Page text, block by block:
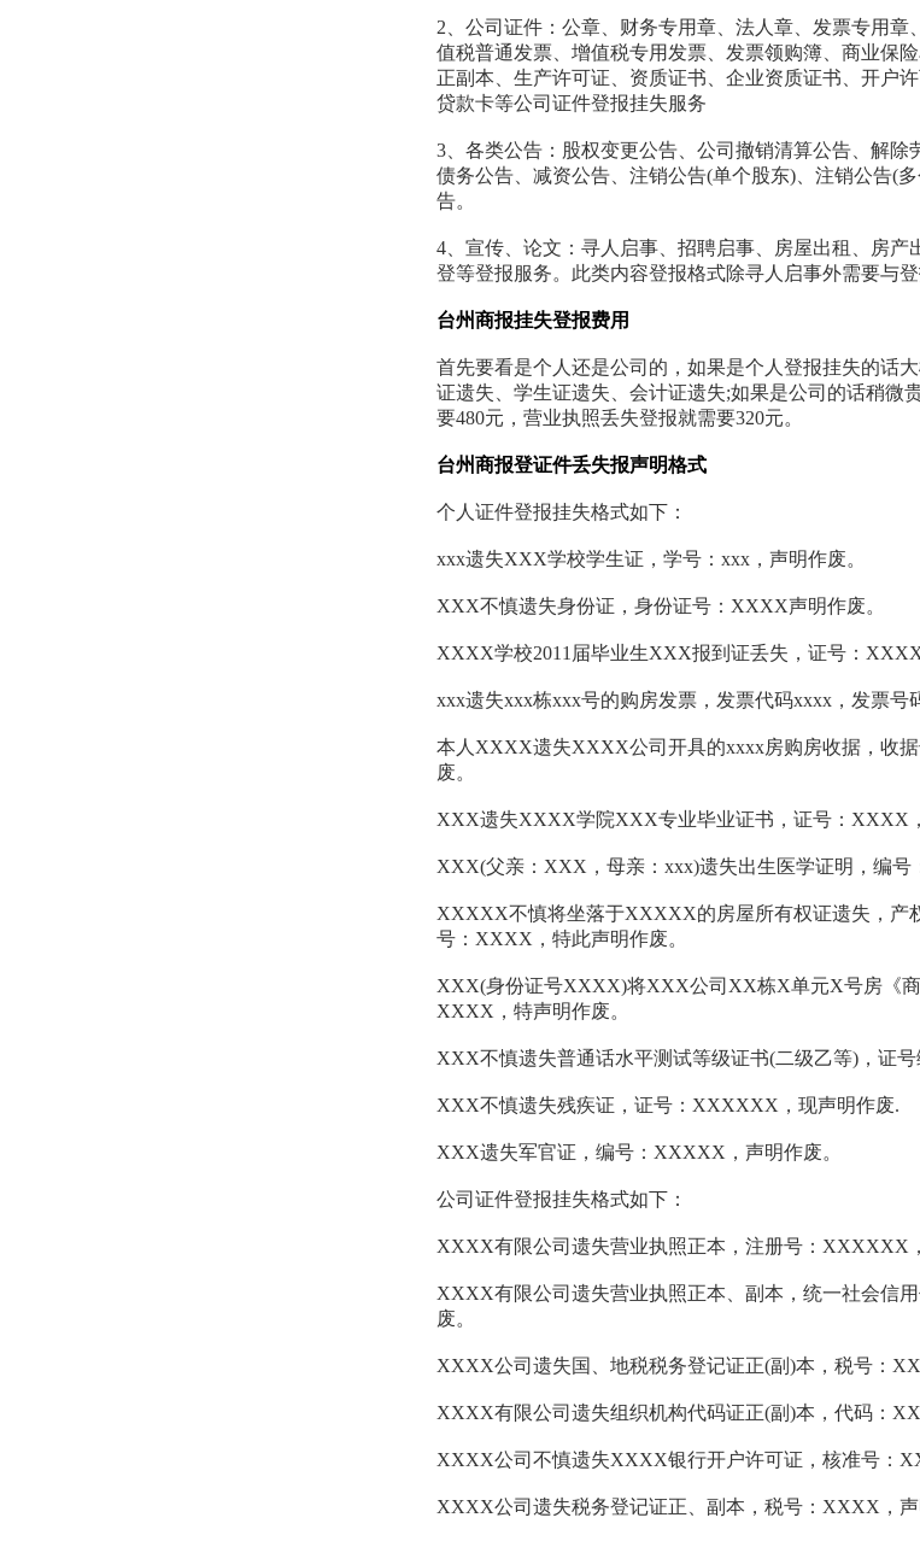
2、公司证件：公章、财务专用章、法人章、发票专用章
值税普通发票、增值税专用发票、发票领购簿、商业保
正副本、生产许可证、资质证书、企业资质证书、开户
贷款卡等公司证件登报挂失服务
3、各类公告：股权变更公告、公司撤销清算公告、解除
债务公告、减资公告、注销公告(单个股东)、注销公告(
告。
4、宣传、论文：寻人启事、招聘启事、房屋出租、房产
登等登报服务。此类内容登报格式除寻人启事外需要与登
台州商报挂失登报费用
首先要看是个人还是公司的，如果是个人登报挂失的话
证遗失、学生证遗失、会计证遗失;如果是公司的话稍微
要480元，营业执照丢失登报就需要320元。
台州商报登证件丢失报声明格式
个人证件登报挂失格式如下：
xxx遗失XXX学校学生证，学号：xxx，声明作废。
XXX不慎遗失身份证，身份证号：XXXX声明作废。
XXXX学校2011届毕业生XXX报到证丢失，证号：XXXX
xxx遗失xxx栋xxx号的购房发票，发票代码xxxx，发票号
本人XXXX遗失XXXX公司开具的xxxx房购房收据，收
废。
XXX遗失XXXX学院XXX专业毕业证书，证号：XXXX
XXX(父亲：XXX，母亲：xxx)遗失出生医学证明，编号
XXXXX不慎将坐落于XXXXX的房屋所有权证遗失，产
号：XXXX，特此声明作废。
XXX(身份证号XXXX)将XXX公司XX栋X单元X号房《商
XXXX，特声明作废。
XXX不慎遗失普通话水平测试等级证书(二级乙等)，证号
XXX不慎遗失残疾证，证号：XXXXXX，现声明作废.
XXX遗失军官证，编号：XXXXX，声明作废。
公司证件登报挂失格式如下：
XXXX有限公司遗失营业执照正本，注册号：XXXXXX
XXXX有限公司遗失营业执照正本、副本，统一社会信
废。
XXXX公司遗失国、地税税务登记证正(副)本，税号：
XXXX有限公司遗失组织机构代码证正(副)本，代码：
XXXX公司不慎遗失XXXX银行开户许可证，核准号：
XXXX公司遗失税务登记证正、副本，税号：XXXX，声